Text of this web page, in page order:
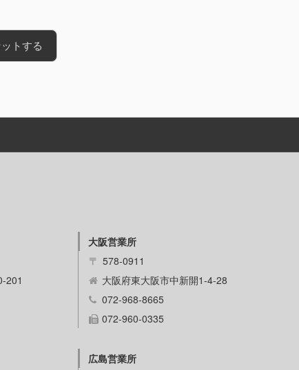
トする
201
大阪営業所
〒 578-0911
大阪府東大阪市中新開1-4-28
072-968-8665
072-960-0335
広島営業所